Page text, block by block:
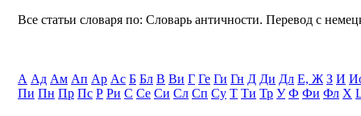
Все статьи словаря по: Словарь античности. Перевод с
А Ад Ам Ап Ар Ас Б Бл В Ви Г Ге Ги Гн Д Ди Дл Е, Ж З И
Пи Пн Пр Пс Р Ри С Се Си Сл Сп Су Т Ти Тр У Ф Фи Фл Х